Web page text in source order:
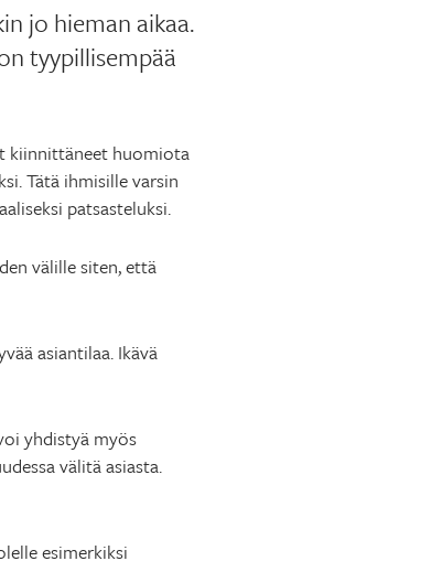
jo hieman aikaa.
tyypillisempää
kiinnittäneet huomiota
Tätä ihmisille varsin
patsasteluksi.
välille siten, että
asiantilaa. Ikävä
yhdistyä myös
välitä asiasta.
esimerkiksi